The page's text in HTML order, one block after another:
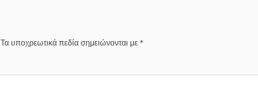
Τα υποχρεωτικά πεδία σημειώνονται με *